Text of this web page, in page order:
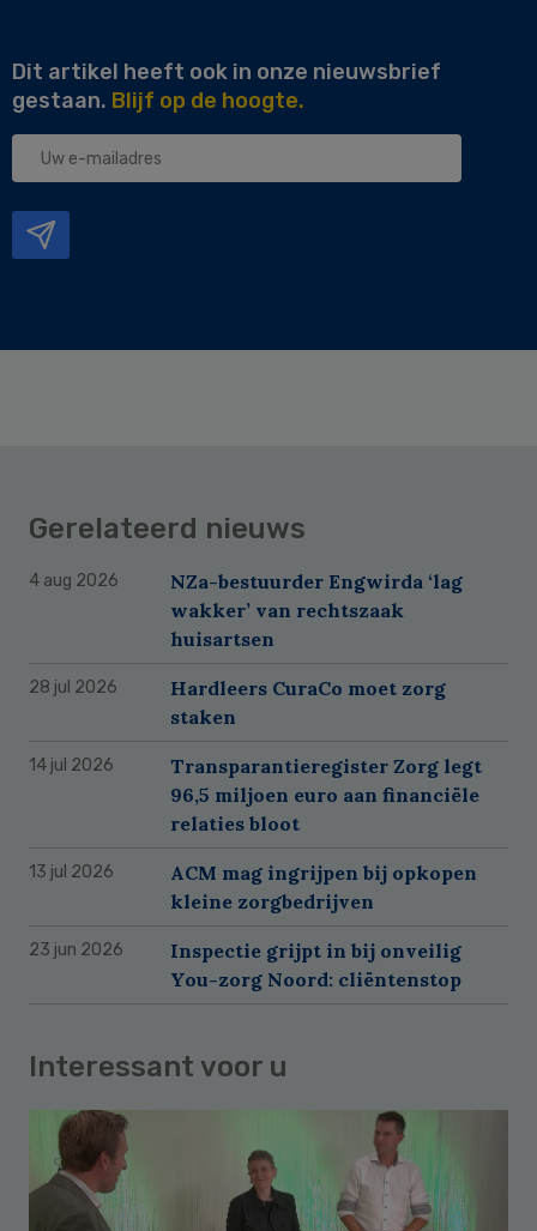
Dit artikel heeft ook in onze nieuwsbrief
gestaan. Blijf op de hoogte.
Uw
Gerelateerd nieuws
4 aug 2026
NZa-bestuurder Engwirda ‘lag
wakker’ van rechtszaak
huisartsen
28 jul 2026
Hardleers CuraCo moet zorg
staken
14 jul 2026
Transparantieregister Zorg legt
96,5 miljoen euro aan financiële
relaties bloot
13 jul 2026
ACM mag ingrijpen bij opkopen
kleine zorgbedrijven
23 jun 2026
Inspectie grijpt in bij onveilig
You-zorg Noord: cliëntenstop
Interessant voor u